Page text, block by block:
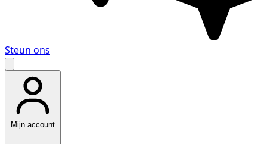
Steun ons
Mijn account